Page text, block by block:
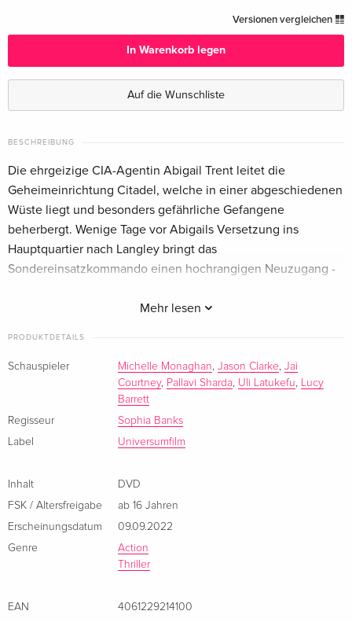
CHF 11.50
Standard Edition
CHF 22.50
Italienisch
Versionen vergleichen
In Warenkorb legen
Auf die Wunschliste
BESCHREIBUNG
Mehr lesen
Die ehrgeizige CIA-Agentin Abigail Trent leitet die
Geheimeinrichtung Citadel, welche in einer abgeschiedenen
Wüste liegt und besonders gefährliche Gefangene
beherbergt. Wenige Tage vor Abigails Versetzung ins
Hauptquartier nach Langley bringt das
Sondereinsatzkommando einen hochrangigen Neuzugang -
oben auf der Liste der meistgesuchten Kriminellen. Bevor
erledigen. Seine Ergreifung ist für Abigail nicht nur ein Job,
sondern auch eine persönliche Angelegenheit – denn
Hatchet hat einst ihren Ehemann ermordet. Ein tödliches
Katz- und Maus-Spiel beginnt in den unterirdischen Gängen
des
PRODUKTDETAILS
Schauspieler Michelle Monaghan, Jason Clarke, Jai
Courtney, Pallavi Sharda, Uli Latukefu, Lucy
Barrett
Regisseur
Sophia Banks
Label
Universumfilm
Inhalt
DVD
FSK / Altersfreigabe
ab 16 Jahren
Erscheinungsdatum
09.09.2022
Genre
Action
Thriller
EAN
4061229214100